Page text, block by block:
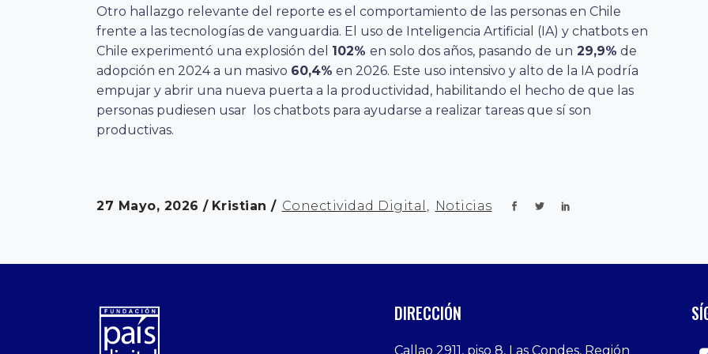
Otro hallazgo relevante del reporte es el comportamiento de las personas en Chile
frente a las tecnologías de vanguardia. El uso de Inteligencia Artificial (IA) y chatbots en
Chile experimentó una explosión del 102% en solo dos años, pasando de un 29,9% de
adopción en 2024 a un masivo 60,4% en 2026. Este uso intensivo y alto de la IA podría
empujar y abrir una nueva puerta a la productividad, habilitando el hecho de que las
personas pudiesen usar los chatbots para ayudarse a realizar tareas que sí son
productivas.
27 Mayo, 2026 Kristian Conectividad Digital Noticias
DIRECCIÓN
Callao 2911, piso 8, Las Condes, Región